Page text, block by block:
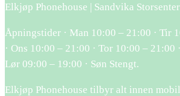
Elkjøp Phonehouse | Sandvika Storsenter
Åpningstider · Man 10:00 – 21:00 · Tir
· Ons 10:00 – 21:00 · Tor 10:00 – 21:00
Lør 09:00 – 19:00 · Søn Stengt.
Elkjøp Phonehouse tilbyr alt innen